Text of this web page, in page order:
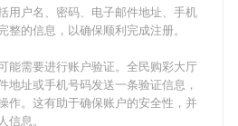
用户名、密码、电子邮件地址、手机
的信息，以确保顺利完成注册。
需要进行账户验证。 全民购彩大厅
地址或手机号码发送一条验证信息，
作。这有助于确保账户的安全性，并
息。